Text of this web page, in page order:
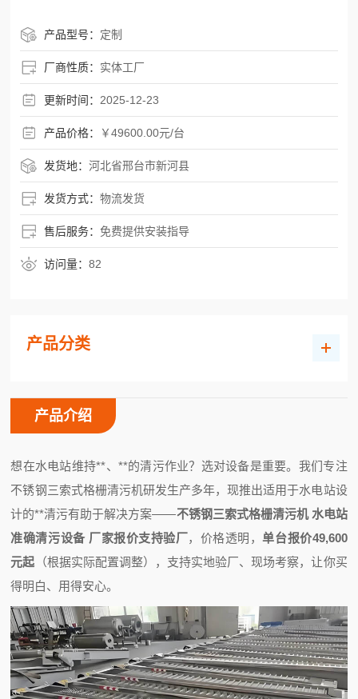
报价支持验厂，价格透明，单台报价49,600元起（根据
实际配置调整），支持实地验厂、现场考察，让你买得
明白、用得安心。一、它是怎
产品型号： 定制
厂商性质： 实体工厂
更新时间： 2025-12-23
产品价格： ￥49600.00元/台
发货地：河北省邢台市新河县
发货方式：物流发货
售后服务： 免费提供安装指导
访问量：82
产品分类
产品介绍
想在水电站维持**、**的清污作业？选对设备是重要。我们专注
不锈钢三索式格栅清污机研发生产多年，现推出适用于水电站设
计的**清污有助于解决方案——不锈钢三索式格栅清污机 水电站
准确清污设备 厂家报价支持验厂，价格透明，单台报价49,600
元起 （根据实际配置调整），支持实地验厂、现场考察，让你买
得明白、用得安心。